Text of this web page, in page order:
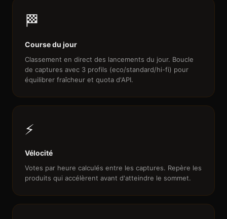
🏁
Course du jour
Classement en direct des lancements du jour. Boucle
de captures avec 3 profils (eco/standard/hi-fi) pour
équilibrer fraîcheur et quota d'API.
⚡
Vélocité
Votes par heure calculés entre les captures. Repère les
produits qui accélèrent avant d'atteindre le sommet.